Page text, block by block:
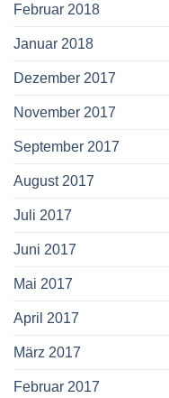
Februar 2018
Januar 2018
Dezember 2017
November 2017
September 2017
August 2017
Juli 2017
Juni 2017
Mai 2017
April 2017
März 2017
Februar 2017